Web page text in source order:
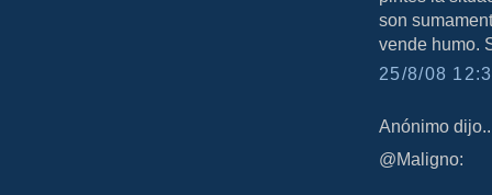
son
vende humo.
25/8/08
Anónimo
@Maligno: